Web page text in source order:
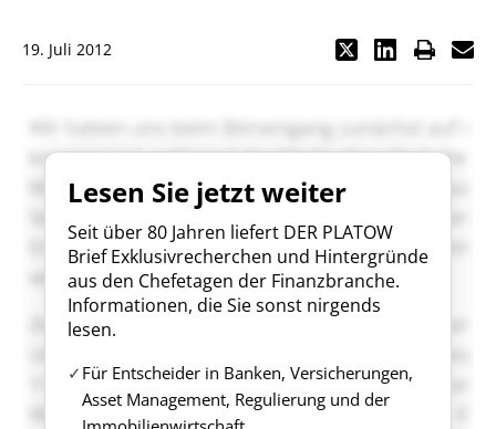
19. Juli 2012
Lesen Sie jetzt weiter
Seit über 80 Jahren liefert DER PLATOW
Brief Exklusivrecherchen und Hintergründe
aus den Chefetagen der Finanzbranche.
Informationen, die Sie sonst nirgends
lesen.
Für Entscheider in Banken, Versicherungen,
Asset Management, Regulierung und der